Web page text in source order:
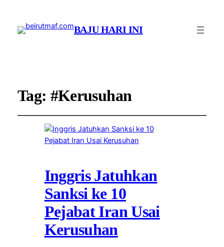
BAJU HARI INI
Tag: #Kerusuhan
Inggris Jatuhkan
Sanksi ke 10
Pejabat Iran Usai
Kerusuhan